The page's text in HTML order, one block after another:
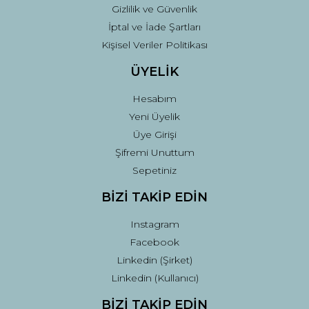
Gizlilik ve Güvenlik
İptal ve İade Şartları
Kişisel Veriler Politikası
ÜYELİK
Hesabım
Yeni Üyelik
Üye Girişi
Şifremi Unuttum
Sepetiniz
BİZİ TAKİP EDİN
Instagram
Facebook
Linkedin (Şirket)
Linkedin (Kullanıcı)
BİZİ TAKİP EDİN